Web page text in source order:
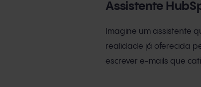
Assistente
Imagine um assistente
realidade já oferecida
escrever e-mails que